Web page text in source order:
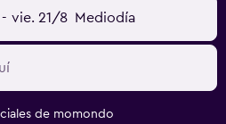
- vie. 21/8 Mediodía
de momondo